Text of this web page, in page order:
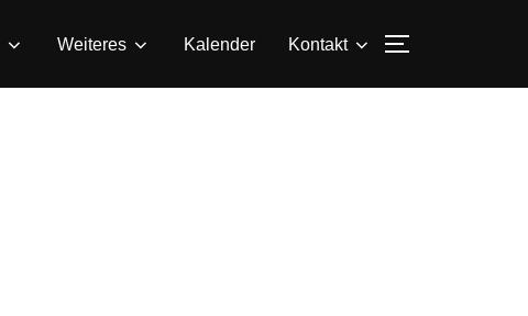
Weiteres Kalender Kontakt